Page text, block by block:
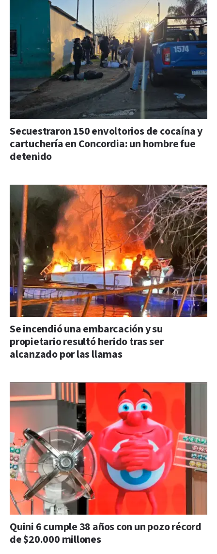
Secuestraron 150 envoltorios de cocaína y
cartuchería en Concordia: un hombre fue
detenido
Se incendió una embarcación y su
propietario resultó herido tras ser
alcanzado por las llamas
Quini 6 cumple 38 años con un pozo récord
de $20.000 millones